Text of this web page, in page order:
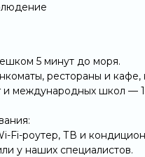
5 минут до моря.
рестораны и
и международных школ —
Fi-роутер, ТВ и
у наших специалистов.